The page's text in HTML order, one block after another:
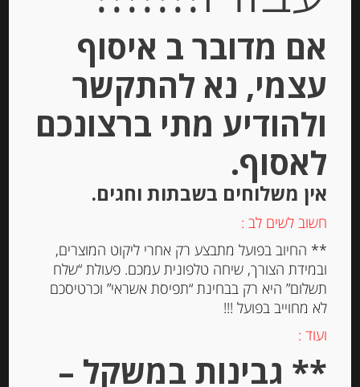
Out of
Stock
-
אם מדובר ב איסוף
עצמי, נא להתקשר
ולהודיע מתי ברצונכם
לאסוף.
אין משלוחים בשבתות וחגים.
חשוב לשים לב :
** החיוב בפועל מתבצע רק אחרי ליקוט המוצרים,
ובמידת הצורך, שיחה טלפונית עמכם. פעולת “שלח
תשלום” היא רק בבחינת “תפיסת אשראי” וכרטיסכם
לא מחוייב בפועל !!!
ועוד :
** גבינות במשקל –